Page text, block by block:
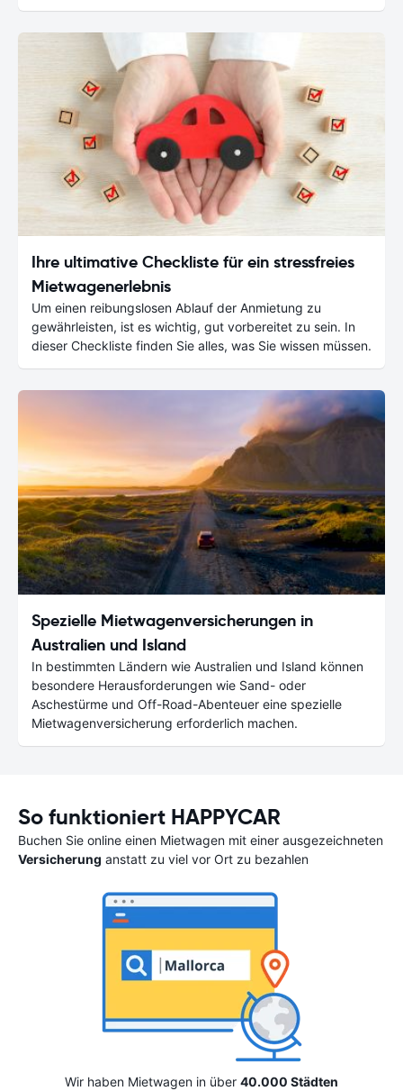
Ihre ultimative Checkliste für ein stressfreies
Mietwagenerlebnis
Um einen reibungslosen Ablauf der Anmietung zu
gewährleisten, ist es wichtig, gut vorbereitet zu sein. In
dieser Checkliste finden Sie alles, was Sie wissen müssen.
Spezielle Mietwagenversicherungen in
Australien und Island
In bestimmten Ländern wie Australien und Island können
besondere Herausforderungen wie Sand- oder
Aschestürme und Off-Road-Abenteuer eine spezielle
Mietwagenversicherung erforderlich machen.
So funktioniert HAPPYCAR
Buchen Sie online einen Mietwagen mit einer ausgezeichneten
Versicherung anstatt zu viel vor Ort zu bezahlen
Wir haben Mietwagen in über 40.000 Städten